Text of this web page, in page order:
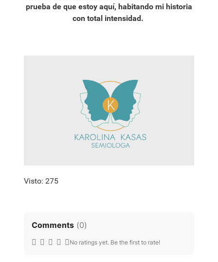
prueba de que estoy aquí, habitando mi historia
con total intensidad.
Visto: 275
Comments (0)
No ratings yet. Be the first to rate!